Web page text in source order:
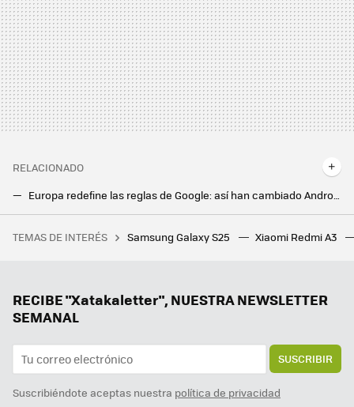
RELACIONADO
Europa redefine las reglas de Google: así han cambiado Android, Chrome y más servicios del gigante tecnológico
Las mejores ofertas en móviles Xiaomi durante el Black Friday
TEMAS DE INTERÉS Samsung Galaxy S25 Xiaomi Redmi A3
RECIBE "Xatakaletter", NUESTRA NEWSLETTER
SEMANAL
SUSCRIBIR
Suscribiéndote aceptas nuestra política de privacidad